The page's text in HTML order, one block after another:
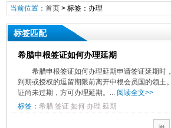
当前位置： 首页> 标签：办理
标签匹配
希腊申根签证如何办理延期
希腊申根签证如何办理延期申请签证延期时
到期或授权的逗留期限前离开申根会员国的领
证尚未过期，方可办理延期。... 阅读全文>>
标签： 希腊 签证 如何 办理 延期